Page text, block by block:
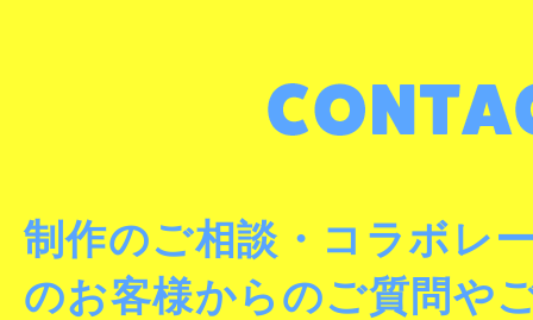
制作のご相談・コラボレ
のお客様からのご質問や